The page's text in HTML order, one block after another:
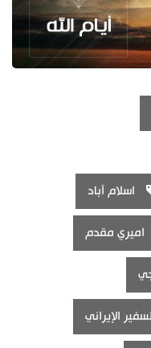
اسلام آباد
اميري مقدم
الإيراني